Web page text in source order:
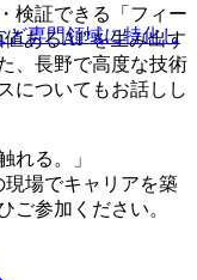
ど専門領域に特化し
検証できる「フィー
あるAI”を生み出す
、長野で高度な技術
についてもお話しし
れる。」
場でキャリアを築
ご参加ください。